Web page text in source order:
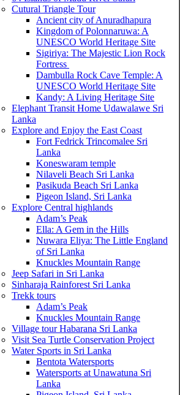
Cutural Triangle Tour
Ancient city of Anuradhapura
Kingdom of Polonnaruwa: A
UNESCO World Heritage Site
Sigiriya: The Majestic Lion Rock
Fortress
Dambulla Rock Cave Temple: A
UNESCO World Heritage Site
Kandy: A Living Heritage Site
Elephant Transit Home Udawalawe Sri
Lanka
Explore and Enjoy the East Coast
Fort Fedrick Trincomalee Sri
Lanka
Koneswaram temple
Nilaveli Beach Sri Lanka
Pasikuda Beach Sri Lanka
Pigeon Island, Sri Lanka
Explore Central highlands
Adam’s Peak
Ella: A Gem in the Hills
Nuwara Eliya: The Little England
of Sri Lanka
Knuckles Mountain Range
Jeep Safari in Sri Lanka
Sinharaja Rainforest Sri Lanka
Trekk tours
Adam’s Peak
Knuckles Mountain Range
Village tour Habarana Sri Lanka
Visit Sea Turtle Conservation Project
Water Sports in Sri Lanka
Bentota Watersports
Watersports at Unawatuna Sri
Lanka